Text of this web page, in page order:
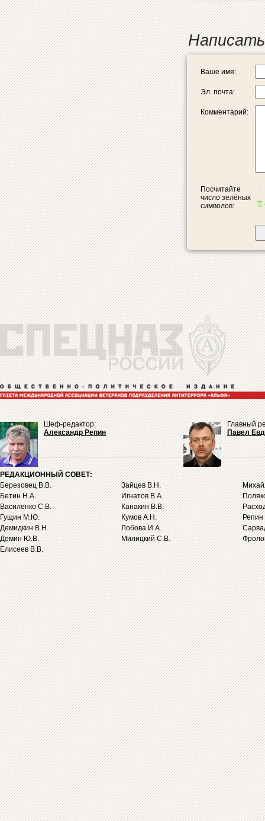
Ваше имя:
Эл. почта:
Комментарий:
Посчитайте
число зелёных
символов:
Шеф-редактор:
Александр Репин
Главный
Павел
РЕДАКЦИОННЫЙ СОВЕТ:
Березовец В.В.
Бетин Н.А.
Василенко С.В.
Гущин М.Ю.
Демидкин В.Н.
Демин Ю.В.
Елисеев В.В.
Зайцев В.Н.
Игнатов В.А.
Канакин В.В.
Кумов А.Н.
Лобова И.А.
Милицкий С.В.
Репин